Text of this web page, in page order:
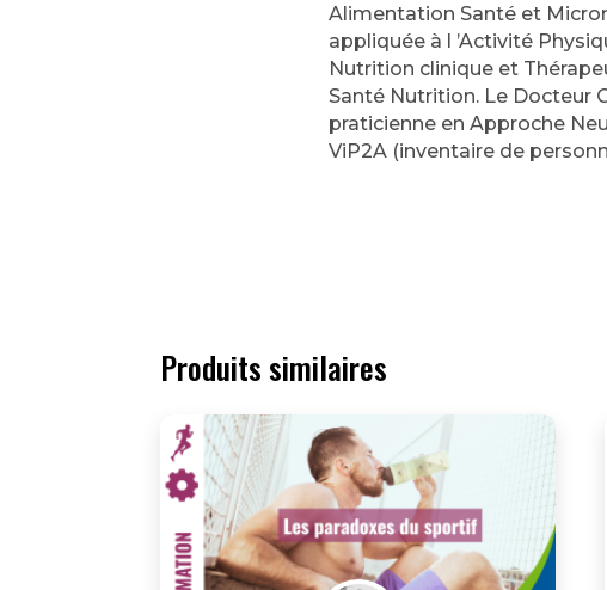
Alimentation Santé et
appliquée à l ’Activité
Nutrition clinique et
Santé Nutrition. Le Docteur
praticienne en Approche
ViP2A (inventaire de
Produits similaires